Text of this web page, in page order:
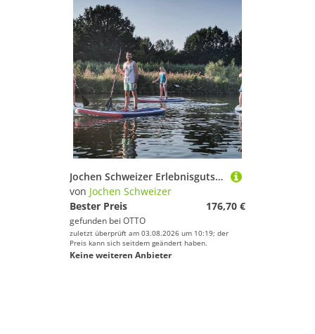
Jochen Schweizer Erlebnisgutschein SUP Paarkurs, Mit dem Paddel ins nächste Abenteuer!
von Jochen Schweizer
Bester Preis
176,70 €
gefunden bei OTTO
zuletzt überprüft am 03.08.2026 um 10:19; der
Preis kann sich seitdem geändert haben.
Keine weiteren Anbieter